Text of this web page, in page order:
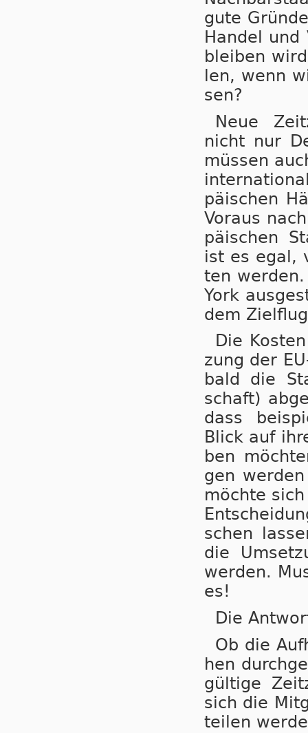
gute
Han­del
blei­ben
len, wenn
sen?
Neue
nicht nur
müs­sen
pä­i­schen
Vor­aus
pä­i­schen
ist es egal,
ten
York
dem
Die
zung der
bald die
schaft)
dass
Blick auf
ben
gen
möch­te
schen
die
wer­den.
es!
Die
Ob die
hen
gül­ti­ge
sich die
tei­len